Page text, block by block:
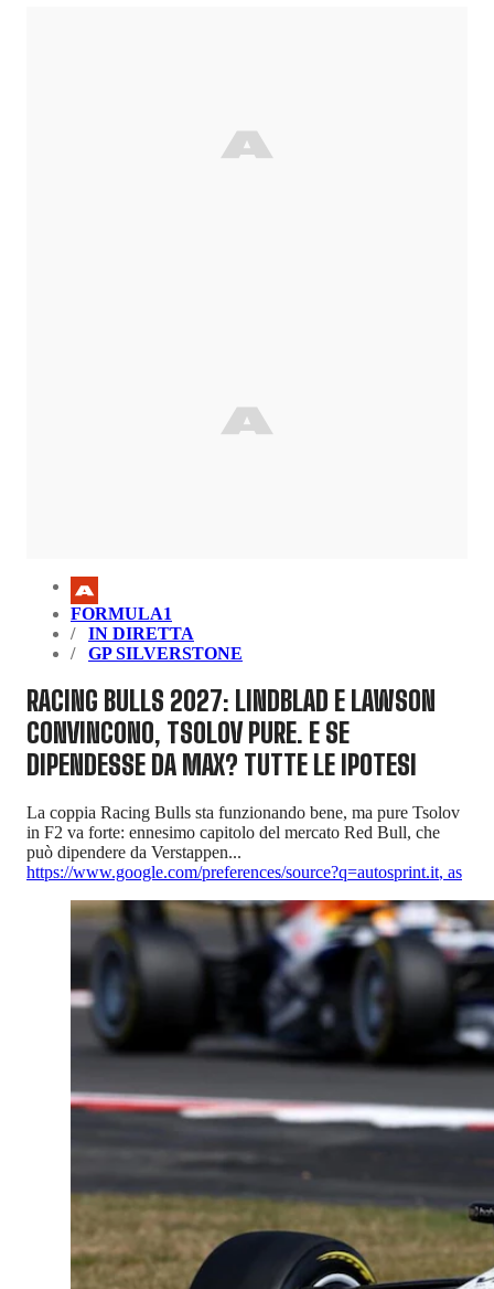
FORMULA1
IN DIRETTA
GP SILVERSTONE
RACING BULLS 2027: LINDBLAD E LAWSON
CONVINCONO, TSOLOV PURE. E SE
DIPENDESSE DA MAX? TUTTE LE IPOTESI
La coppia Racing Bulls sta funzionando bene, ma pure Tsolov
in F2 va forte: ennesimo capitolo del mercato Red Bull, che
può dipendere da Verstappen...
https://www.google.com/preferences/source?q=autosprint.it, as